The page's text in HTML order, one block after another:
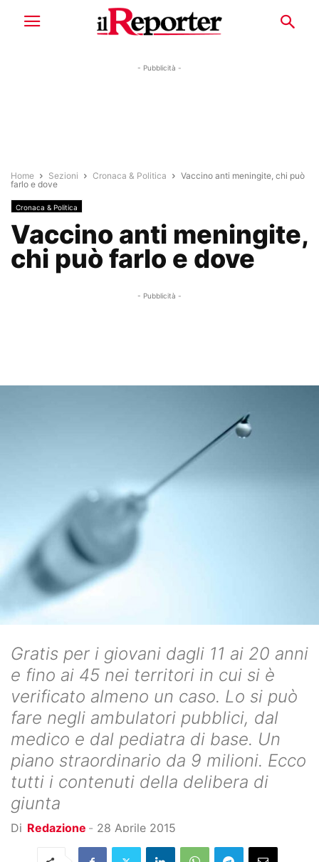
- Pubblicità -
Home Sezioni Cronaca & Politica
Vaccino anti meningite, chi può
farlo e dove
Cronaca & Politica
Vaccino anti meningite,
chi può farlo e dove
- Pubblicità -
Gratis per i giovani dagli 11 ai 20 anni
e fino ai 45 nei territori in cui si è
verificato almeno un caso. Lo si può
fare negli ambulatori pubblici, dal
medico e dal pediatra di base. Un
piano straordinario da 9 milioni. Ecco
tutti i contenuti della delibera di
giunta
Di Redazione - 28 Aprile 2015